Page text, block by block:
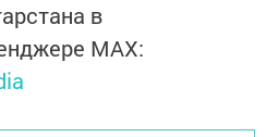
в
MАХ: